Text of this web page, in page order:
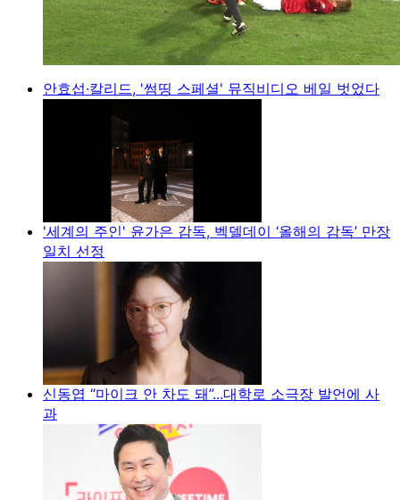
안효섭·칼리드, '썸띵 스페셜' 뮤직비디오 베일 벗었다
'세계의 주인' 윤가은 감독, 벡델데이 ‘올해의 감독’ 만장
일치 선정
신동엽 “마이크 안 차도 돼”...대학로 소극장 발언에 사
과